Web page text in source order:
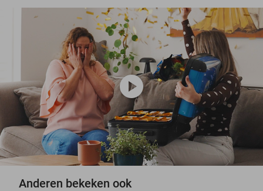
play_circle
Anderen bekeken ook